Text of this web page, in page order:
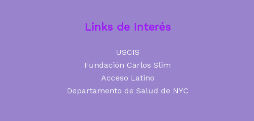
Links de Interés
USCIS
Fundación Carlos Slim
Acceso Latino
Departamento de Salud de NYC